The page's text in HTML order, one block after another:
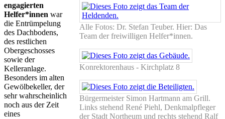
Alle Fotos: Dr. Stefan Teuber. Hier: Das
Team der freiwilligen Helfer*innen.
Konrektorenhaus - Kirchplatz 8
Bürgermeister Simon Hartmann am Grill.
Links stehend René Piehl, Denkmalpfleger
der Stadt Northeum und rechts stehend Ralf
engagierten
Helfer*innen war
die Entrümpelung
des Dachbodens,
des restlichen
Obergeschosses
sowie der
Kelleranlage.
Besonders im alten
Gewölbekeller, der
sehr wahrscheinlich
noch aus der Zeit
eines